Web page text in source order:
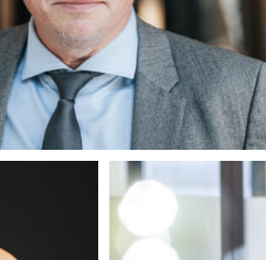
vbl-
katrin-
petelkau-